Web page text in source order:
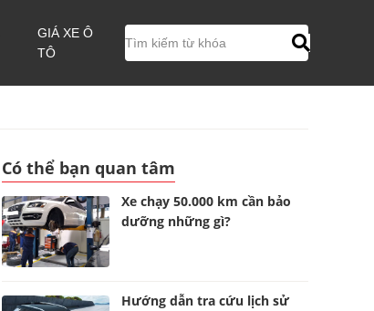
GIÁ XE Ô
TÔ
Có thể bạn quan tâm
Xe chạy 50.000 km cần bảo
dưỡng những gì?
Hướng dẫn tra cứu lịch sử